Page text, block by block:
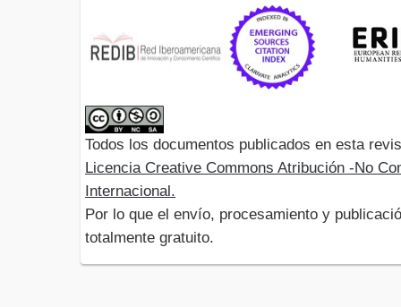
Todos los documentos publicados en esta
Licencia Creative Commons Atribución -No
Internacional.
Por lo que el envío, procesamiento y
totalmente gratuito.